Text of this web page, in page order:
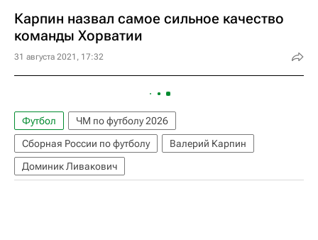
Карпин назвал самое сильное качество
команды Хорватии
31 августа 2021, 17:32
Футбол
ЧМ по футболу 2026
Сборная России по футболу
Валерий Карпин
Доминик Ливакович